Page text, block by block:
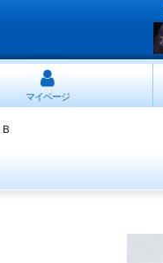
マイページ